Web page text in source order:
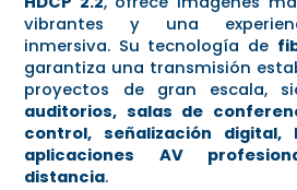
vibrantes y una
inmersiva. Su tecnología de
garantiza una transmisión
proyectos de gran escala,
auditorios, salas de
control, señalización
aplicaciones AV
distancia.